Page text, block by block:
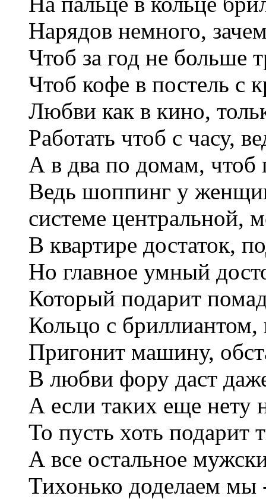
Нарядов немного, зачем
Чтоб за год не больше
Чтоб кофе в постель с
Любви как в кино,
Работать чтоб с часу,
А в два по домам, чтоб
Ведь шоппинг у
системе центральной,
В квартире достаток,
Но главное умный
Который подарит
Кольцо с бриллиантом,
Пригонит машину,
В любви фору даст
А если таких еще нету
То пусть хоть подарит
А все остальное
Тихонько доделаем